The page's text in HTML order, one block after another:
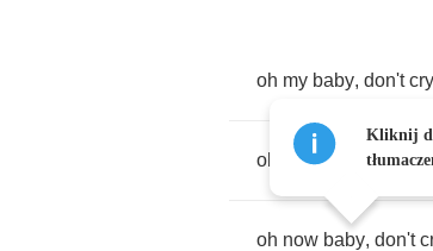
oh my baby, don't cry
oh my babe just say
oh now baby, don't
Kliknij